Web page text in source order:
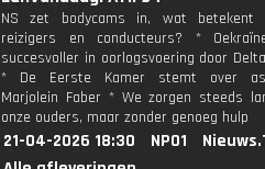
NS zet bodycams in, wat betekent
reizigers en conducteurs? *
succesvoller in oorlogsvoering door
* De Eerste Kamer stemt over
Marjolein Faber * We zorgen steeds
onze ouders, maar zonder genoeg hulp
21-04-2026 18:30 NPO1